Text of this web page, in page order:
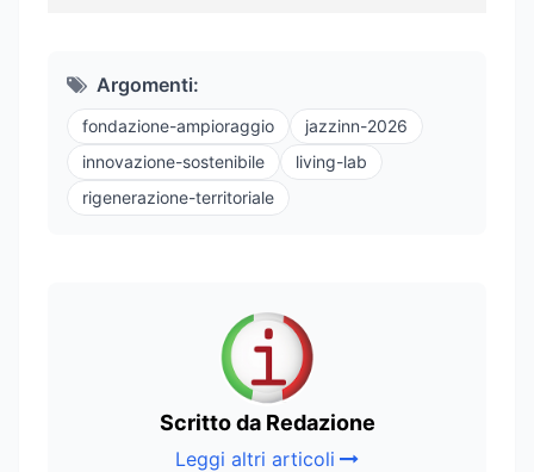
Argomenti:
fondazione-ampioraggio
jazzinn-2026
innovazione-sostenibile
living-lab
rigenerazione-territoriale
Scritto da Redazione
Leggi altri articoli